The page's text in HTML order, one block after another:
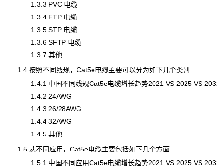
1.3.3 PVC 电缆
1.3.4 FTP 电缆
1.3.5 STP 电缆
1.3.6 SFTP 电缆
1.3.7 其他
1.4 按照不同线规，Cat5e电缆主要可以分为如下几个类别
1.4.1 中国不同线规Cat5e电缆增长趋势2021 VS 2025 VS
1.4.2 24AWG
1.4.3 26/28AWG
1.4.4 32AWG
1.4.5 其他
1.5 从不同应用，Cat5e电缆主要包括如下几个方面
1.5.1 中国不同应用Cat5e电缆增长趋势2021 VS 2025 VS